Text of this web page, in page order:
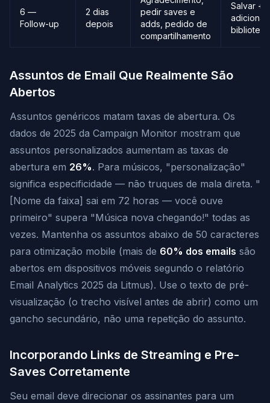
6 —
Follow-up
2 dias
depois
pedir saves e
adds, pedido de
compartilhamento
Salvar +
adicionar
biblioteca
Assuntos de Email Que Realmente São
Abertos
Assuntos genéricos matam taxas de abertura. Os
dados de 2025 da Campaign Monitor mostram que
assuntos personalizados aumentam as taxas de
abertura em 26%. Para músicos, "personalização"
significa especificidade — não truques de mala direta. "
[Nome da faixa] sai em 72 horas — você ouve
primeiro" supera "Música nova chegando!" todas as
vezes. Mantenha os assuntos abaixo de 50 caracteres
para otimização mobile (mais de 60% dos emails são
abertos em dispositivos móveis segundo o relatório
Email Analytics 2025 da Litmus). Use o texto de pré-
visualização (o trecho visível antes de abrir) como um
gancho secundário, não uma repetição do assunto.
Incorporando Links de Streaming e Pre-
Saves Corretamente
Seu email deve direcionar os assinantes para um